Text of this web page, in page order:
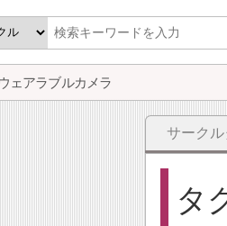
ェアラブルカメラ
サーク
タ